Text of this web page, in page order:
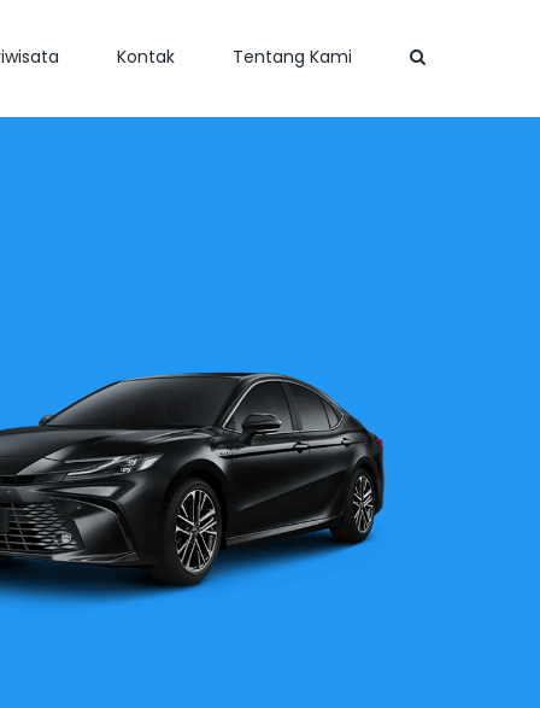
Kontak Tentang Kami